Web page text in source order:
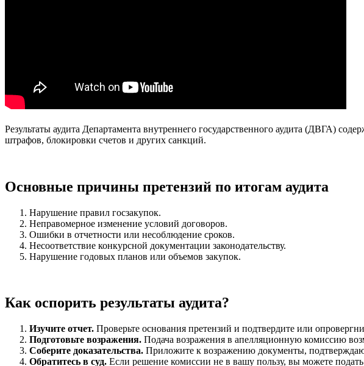
Результаты аудита Департамента внутреннего государственного аудита (ДВГА)
штрафов, блокировки счетов и других санкций.
Основные причины претензий по итогам аудита
Нарушение правил госзакупок.
Неправомерное изменение условий договоров.
Ошибки в отчетности или несоблюдение сроков.
Несоответствие конкурсной документации законодательству.
Нарушение годовых планов или объемов закупок.
Как оспорить результаты аудита?
Изучите отчет. Проверьте основания претензий и подтвердите или
Подготовьте возражения. Подача возражения в апелляционную комиссию
Соберите доказательства. Приложите к возражению документы,
Обратитесь в суд. Если решение комиссии не в вашу пользу, вы можете